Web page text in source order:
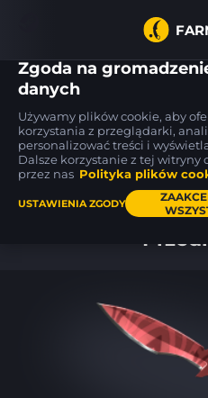
43
Glock-18
Warhawk MW 50
P250
Valence
Zgoda na
danych
Używamy plików cookie, aby
korzystania z przeglądarki,
personalizować treści i
Dalsze korzystanie z tej witryny
przez nas Polityka plików
USTAWIENIA ZGODY